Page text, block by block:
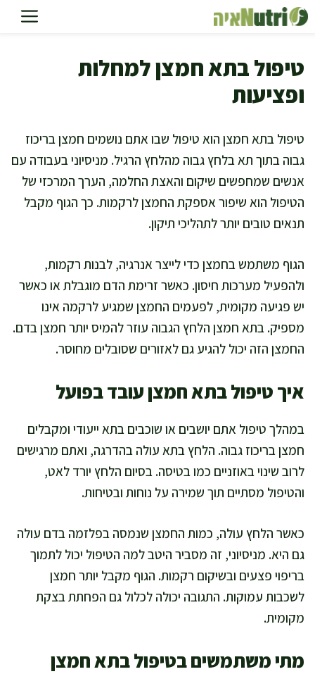
לדלג
לתוכן
טיפול בתא חמצן למחלות
ופציעות
טיפול בתא חמצן הוא טיפול שבו אתם נושמים חמצן בריכוז
גבוה בתוך תא בלחץ גבוה מהלחץ הרגיל. מניסיוני בעבודה עם
אנשים שמחפשים שיקום והאצת החלמה, הערך המרכזי של
הטיפול הוא שיפור אספקת החמצן לרקמות. כך הגוף מקבל
תנאים טובים יותר לתהליכי תיקון.
הגוף משתמש בחמצן כדי לייצר אנרגיה, לבנות רקמות,
ולהפעיל מערכות חיסון. כאשר זרימת הדם מוגבלת או כאשר
יש פגיעה מקומית, לפעמים החמצן שמגיע לרקמה אינו
מספיק. בתא חמצן הלחץ הגבוה עוזר להמיס יותר חמצן בדם.
החמצן הזה יכול להגיע גם לאזורים שסובלים מחוסר.
איך טיפול בתא חמצן עובד בפועל
במהלך טיפול אתם יושבים או שוכבים בתא ייעודי ומקבלים
חמצן בריכוז גבוה. הלחץ בתא עולה בהדרגה, ואתם מרגישים
לרוב שינוי באוזניים כמו בטיסה. בסיום הלחץ יורד לאט,
והטיפול מסתיים תוך שמירה על נוחות ובטיחות.
כאשר הלחץ עולה, כמות החמצן שנמסה בפלזמה בדם עולה
גם היא. מניסיוני, זה מסביר היטב למה הטיפול יכול לתמוך
בריפוי פצעים ובשיקום רקמות. הגוף מקבל יותר חמצן
לשכבות עמוקות. התגובה יכולה לכלול גם הפחתת בצקת
מקומית.
מתי משתמשים בטיפול בתא חמצן